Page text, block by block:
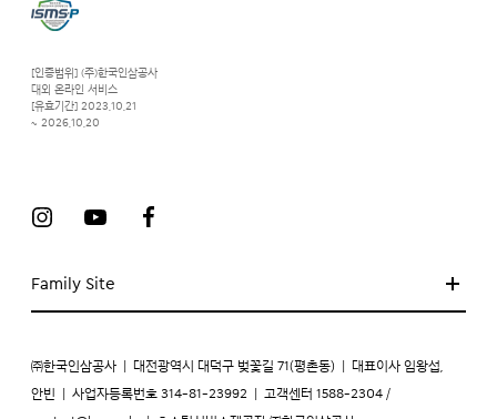
Family Site
[인증범위] (주)한국인삼공사
대외 온라인 서비스
[유효기간] 2023.10.21
~ 2026.10.20
㈜한국인삼공사 대전광역시 대덕구 벚꽃길 71(평촌동) 대표이사 임왕섭,
안빈 사업자등록번호 314-81-23992 고객센터 1588-2304 /